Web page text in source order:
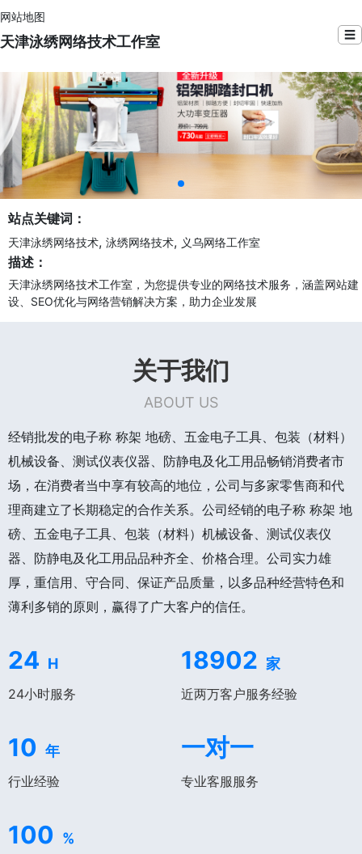
网站地图
天津泳绣网络技术工作室 ☰
站点关键词：
天津泳绣网络技术, 泳绣网络技术, 义乌网络工作室
描述：
天津泳绣网络技术工作室，为您提供专业的网络技术服务，涵盖网站建
设、SEO优化与网络营销解决方案，助力企业发展
关于我们
ABOUT US
经销批发的电子称 称架 地磅、五金电子工具、包装（材料）
机械设备、测试仪表仪器、防静电及化工用品畅销消费者市
场，在消费者当中享有较高的地位，公司与多家零售商和代
理商建立了长期稳定的合作关系。公司经销的电子称 称架 地
磅、五金电子工具、包装（材料）机械设备、测试仪表仪
器、防静电及化工用品品种齐全、价格合理。公司实力雄
厚，重信用、守合同、保证产品质量，以多品种经营特色和
薄利多销的原则，赢得了广大客户的信任。
24 H
24小时服务
18902 家
近两万客户服务经验
10 年
行业经验
一对一
专业客服服务
100 %